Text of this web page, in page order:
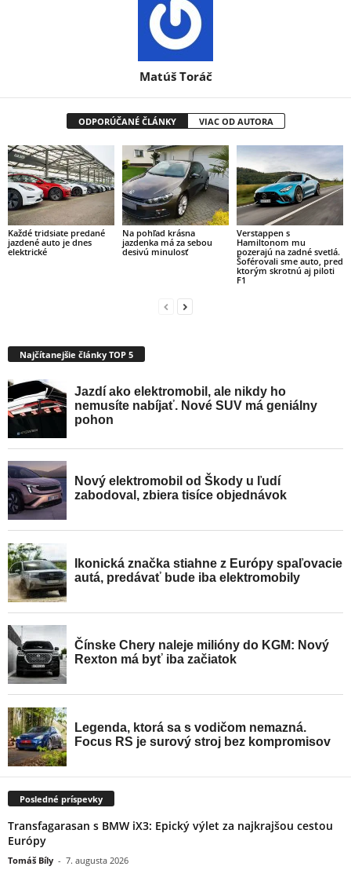
Matúš Toráč
ODPORÚČANÉ ČLÁNKY VIAC OD AUTORA
Každé tridsiate predané
jazdené auto je dnes
elektrické
Na pohľad krásna
jazdenka má za sebou
desivú minulosť
Verstappen s
Hamiltonom mu
pozerajú na zadné svetlá.
Šoférovali sme auto, pred
ktorým skrotnú aj piloti
F1
Najčítanejšie články TOP 5
Posledné príspevky
Transfagarasan s BMW iX3: Epický výlet za najkrajšou cestou
Európy
Tomáš Bíly - 7. augusta 2026